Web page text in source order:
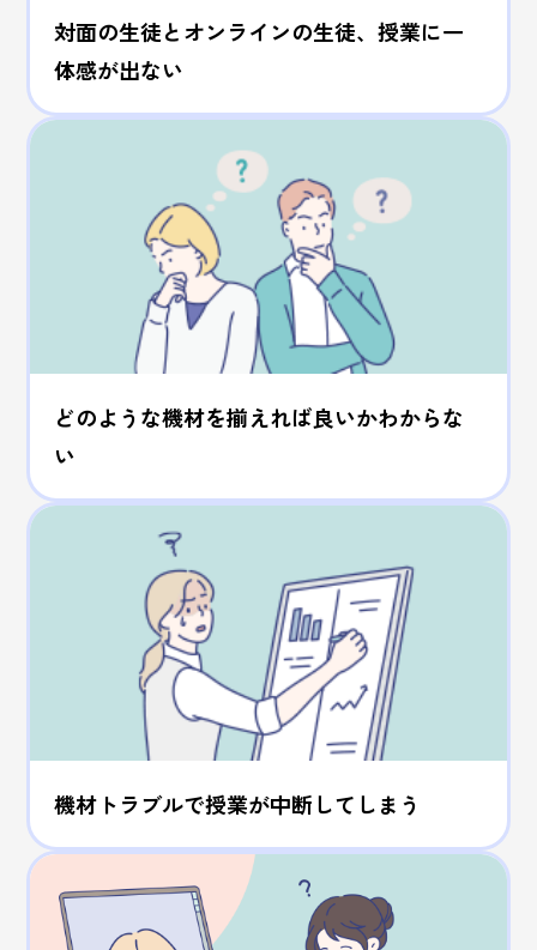
対面の生徒とオンラインの生徒、授業に一
体感が出ない
どのような機材を揃えれば良いかわからな
い
機材トラブルで授業が中断してしまう